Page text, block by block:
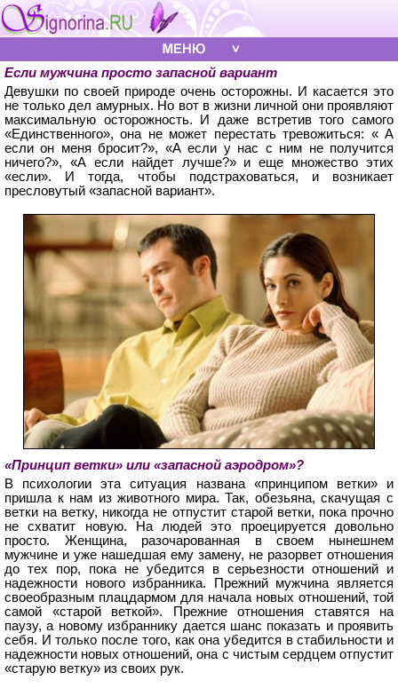
Если мужчина просто запасной вариант
Девушки по своей природе очень осторожны. И касается это
не только дел амурных. Но вот в жизни личной они проявляют
максимальную осторожность. И даже встретив того самого
«Единственного», она не может перестать тревожиться: « А
если он меня бросит?», «А если у нас с ним не получится
ничего?», «А если найдет лучше?» и еще множество этих
«если». И тогда, чтобы подстраховаться, и возникает
пресловутый «запасной вариант».
«Принцип ветки» или «запасной аэродром»?
В психологии эта ситуация названа «принципом ветки» и
пришла к нам из животного мира. Так, обезьяна, скачущая с
ветки на ветку, никогда не отпустит старой ветки, пока прочно
не схватит новую. На людей это проецируется довольно
просто. Женщина, разочарованная в своем нынешнем
мужчине и уже нашедшая ему замену, не разорвет отношения
до тех пор, пока не убедится в серьезности отношений и
надежности нового избранника. Прежний мужчина является
своеобразным плацдармом для начала новых отношений, той
самой «старой веткой». Прежние отношения ставятся на
паузу, а новому избраннику дается шанс показать и проявить
себя. И только после того, как она убедится в стабильности и
надежности новых отношений, она с чистым сердцем отпустит
«старую ветку» из своих рук.